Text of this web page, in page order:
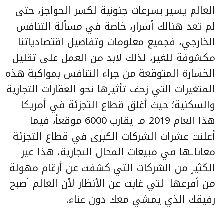
العالم يسير بسرعات جنونية لكسر الحواجز، حتى
لم تعد هنالك أسرار، خاصة في مسألة التنافس
الخارجي، فجميع معلومات وتفاصيل اقتصادياتنا
مكشوفة للغير، لذلك لابد من العمل على تقليل
الخسارة المتوقعة من جراء التنافس بمواكبة هذه
المتغيرات التي زحف تأثيرها نحو العقارات التجارية
والسكنية؛ حيث أغلق قطاع التجزئة في أمريكا
هذا العام 2019 ما يقارب 6000 موقعاً، فيما
أعلنت عشرات الشركات الكبرى في قطاع التجزئة
معاناتها في مبيعات المحال التجارية، هذا غير
الكثير من الشركات التي كشفت عن أرقام مهولة
من أفرعها التي غابت عن الأنظار لأن العالم أصبح
رفيقك الذي يمشي معك دون عناء.